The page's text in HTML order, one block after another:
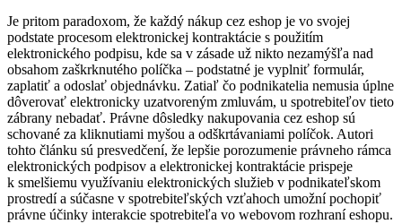
Je pritom paradoxom, že každý nákup cez eshop je vo svojej
podstate procesom elektronickej kontraktácie s použitím
elektronického podpisu, kde sa v zásade už nikto nezamýšľa nad
obsahom zaškrknutého políčka – podstatné je vyplniť formulár,
zaplatiť a odoslať objednávku. Zatiaľ čo podnikatelia nemusia úplne
dôverovať elektronicky uzatvoreným zmluvám, u spotrebiteľov tieto
zábrany nebadať. Právne dôsledky nakupovania cez eshop sú
schované za kliknutiami myšou a odškrtávaniami políčok. Autori
tohto článku sú presvedčení, že lepšie porozumenie právneho rámca
elektronických podpisov a elektronickej kontraktácie prispeje
k smelšiemu využívaniu elektronických služieb v podnikateľskom
prostredí a súčasne v spotrebiteľských vzťahoch umožní pochopiť
právne účinky interakcie spotrebiteľa vo webovom rozhraní eshopu.